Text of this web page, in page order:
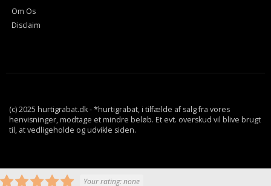
Om Os
Disclaim
(c) 2025 hurtigrabat.dk - *hurtigrabat, i tilfælde af salg fra vores
henvisninger, modtage et mindre beløb. Et evt. overskud vil blive brugt
til, at vedligeholde og udvikle siden.
Your rating:none